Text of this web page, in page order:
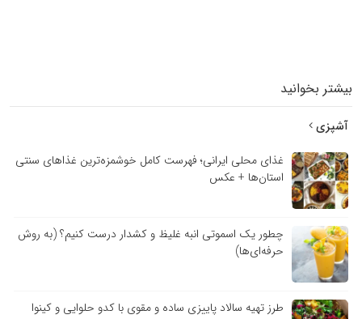
بیشتر بخوانید
آشپزی
غذای محلی ایرانی؛ فهرست کامل خوشمزه‌ترین غذاهای سنتی
استان‌ها + عکس
چطور یک اسموتی انبه غلیظ و کشدار درست کنیم؟ (به روش
حرفه‌ای‌ها)
طرز تهیه سالاد پاییزی ساده و مقوی با کدو حلوایی و کینوا